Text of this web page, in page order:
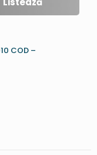
COD –